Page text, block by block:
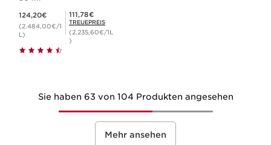
124,20€
(2.484,00€/1
L)
Mitgliederpreis 111,78€
111,78€
TREUEPREIS
(2.235,60€/1L
)
Sie haben 63 von 104 Produkten angesehen
Mehr ansehen